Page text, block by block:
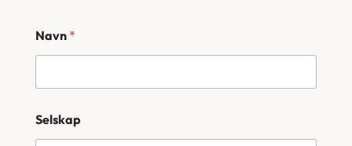
Navn *
Selskap